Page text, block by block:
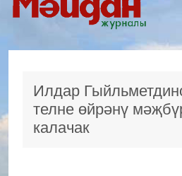
Илдар
телне өйрәнү
калачак